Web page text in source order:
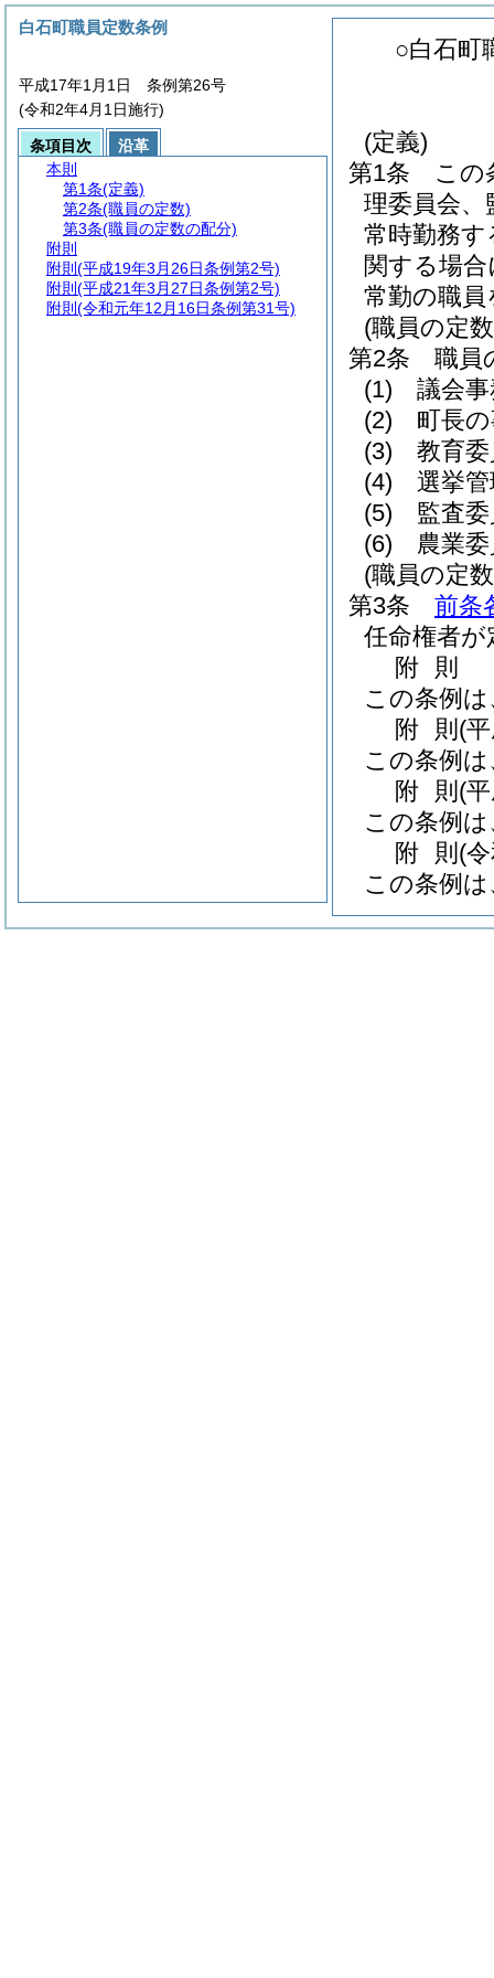
○白石町
(定義)
第1条
この
理委員会、
常時勤務す
関する場
常勤の職員
(職員の定
第2条
職員
(1)
議会
(2)
町長
(3)
教育
(4)
選挙
(5)
監査
(6)
農業
(職員の定
第3条
前条
任命権者が
附 則
この条例
附 則 (
この条例
附 則 (
この条例
附 則 (
この条例
白石町職員定数条例
平成17年1月1日 条例第26号
(令和2年4月1日施行)
条項目次
沿革
本則
第1条(定義)
第2条(職員の定数)
第3条(職員の定数の配分)
附則
附則 (平成19年3月26日条例第2号)
附則 (平成21年3月27日条例第2号)
附則 (令和元年12月16日条例第31号)